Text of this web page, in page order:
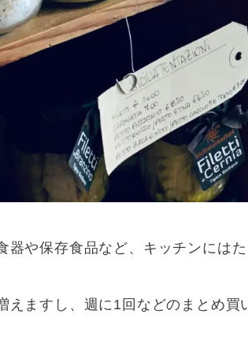
器や保存食品など、キッチンには
えますし、週に1回などのまとめ